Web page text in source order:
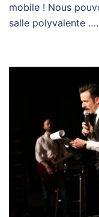
mobile ! Nous
salle polyvalente